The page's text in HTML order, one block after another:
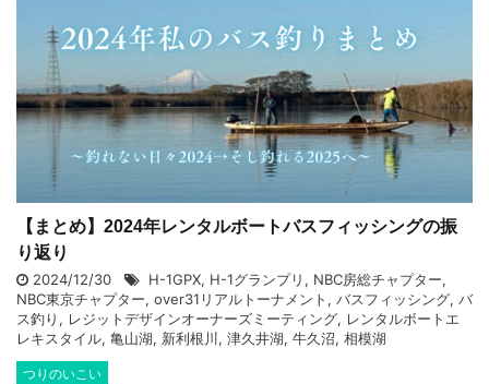
【まとめ】2024年レンタルボートバスフィッシングの振
り返り
2024/12/30 H-1GPX, H-1グランプリ , NBC房総チャプター,
NBC東京チャプター, over31リアルトーナメント , バスフィッシング, バ
ス釣り , レジットデザインオーナーズミーティング, レンタルボートエ
レキスタイル, 亀山湖, 新利根川, 津久井湖, 牛久沼, 相模湖
つりのいこい